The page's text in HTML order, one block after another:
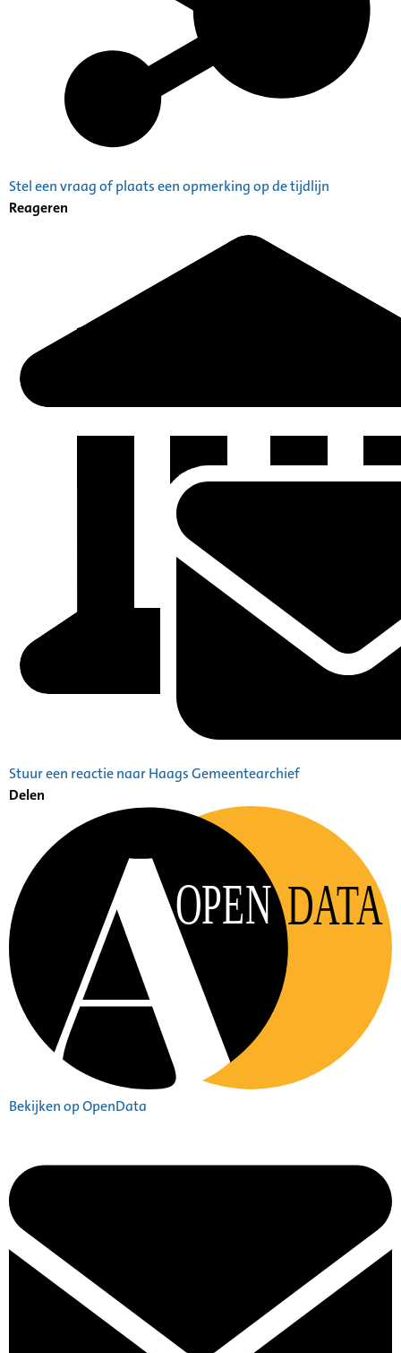
Stel een vraag of plaats een opmerking op de tijdlijn
Reageren
Stuur een reactie naar Haags Gemeentearchief
Delen
OPEN DATA
Bekijken op OpenData